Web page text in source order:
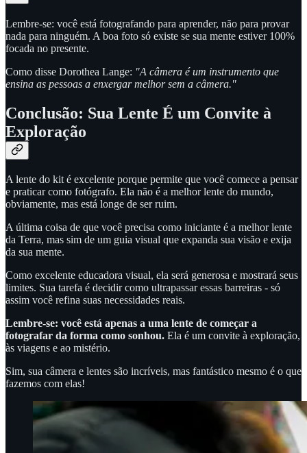
Lembre-se: você está fotografando para aprender, não para provar
nada para ninguém. A boa foto só existe se sua mente estiver 100%
focada no presente.
Como disse Dorothea Lange: "A câmera é um instrumento que
ensina as pessoas a enxergar melhor sem a câmera."
Conclusão: Sua Lente É um Convite à
Exploração
A lente do kit é excelente porque permite que você comece a pensar
e praticar como fotógrafo. Ela não é a melhor lente do mundo,
obviamente, mas está longe de ser ruim.
A última coisa de que você precisa como iniciante é a melhor lente
da Terra, mas sim de um guia visual que expanda sua visão e exija
da sua mente.
Como excelente educadora visual, ela será generosa e mostrará seus
limites. Sua tarefa é decidir como ultrapassar essas barreiras - só
assim você refina suas necessidades reais.
Lembre-se: você está apenas a uma lente de começar a
fotografar da forma como sonhou. Ela é um convite à exploração,
às viagens e ao mistério.
Sim, sua câmera e lentes são incríveis, mas fantástico mesmo é o que
fazemos com elas!